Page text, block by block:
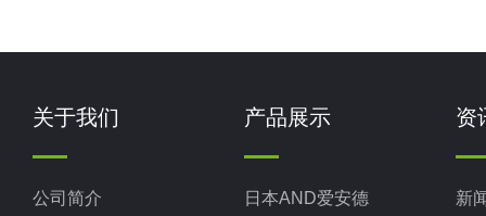
关于我们
公司简介
产品展示
日本AND爱安德
资
新